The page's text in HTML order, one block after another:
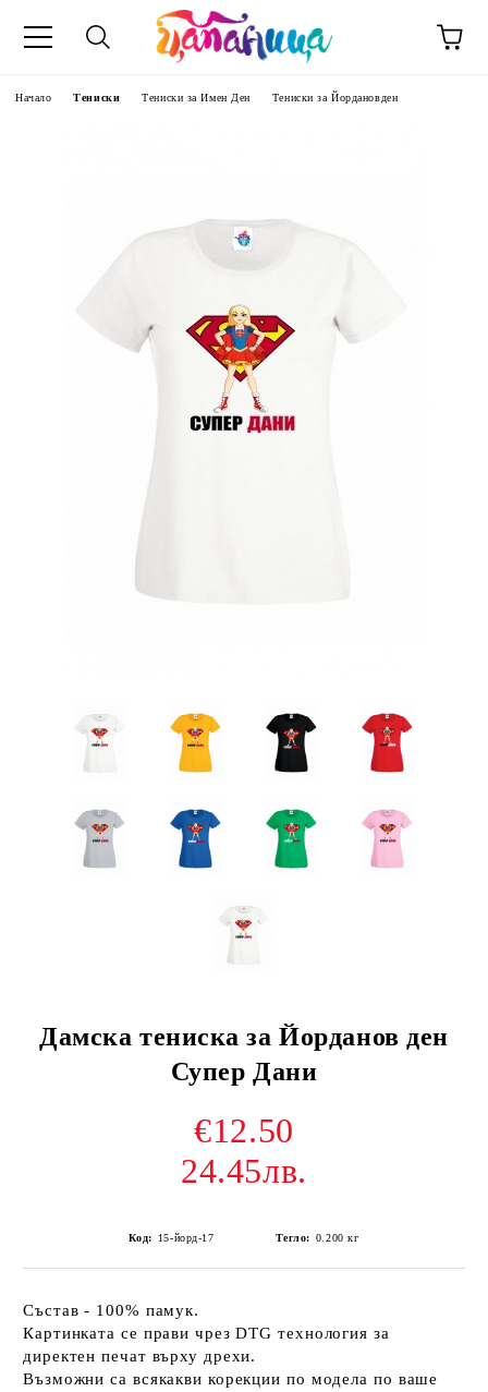
Начало Тениски Тениски за Имен Ден Тениски за Йордановден
Дамска тениска за Йорданов ден
Супер Дани
€12.50
24.45лв.
Код: 15-йорд-17 Тегло: 0.200 кг
Състав - 100% памук.
Картинката се прави чрез DTG технология за
директен печат върху дрехи.
Възможни са всякакви корекции по модела по ваше